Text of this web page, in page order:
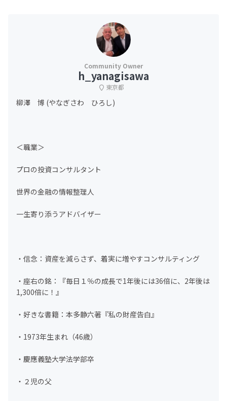
h_yanagisawa
東京都
柳澤 博 (やなぎさわ ひろし)
＜職業＞
プロの投資コンサルタント
世界の金融の情報整理人
一生寄り添うアドバイザー
・信念：資産を減らさず、着実に増やすコンサルティング
・座右の銘：『毎日１％の成長で1年後には36倍に、2年後は
1,300倍に！』
・好きな書籍：本多静六著『私の財産告白』
・1973年生まれ（46歳）
・慶應義塾大学法学部卒
・２児の父